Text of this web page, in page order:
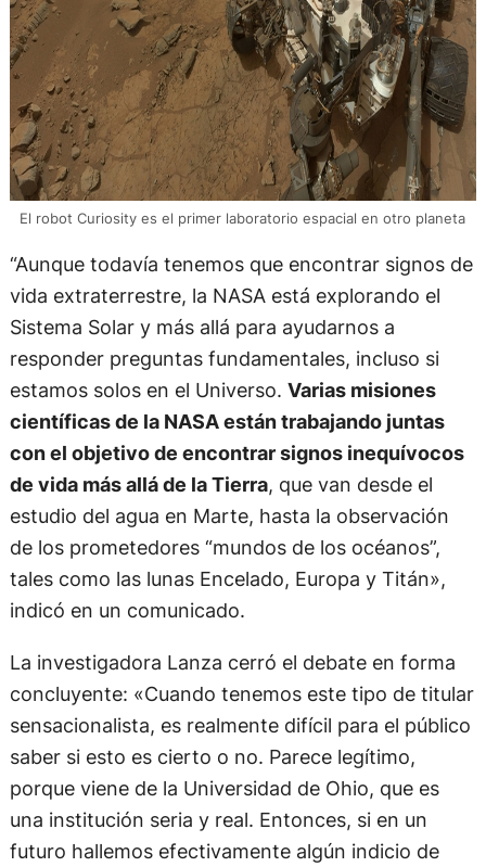
El robot Curiosity es el primer laboratorio espacial en otro planeta
“Aunque todavía tenemos que encontrar signos de
vida extraterrestre, la NASA está explorando el
Sistema Solar y más allá para ayudarnos a
responder preguntas fundamentales, incluso si
estamos solos en el Universo. Varias misiones
científicas de la NASA están trabajando juntas
con el objetivo de encontrar signos inequívocos
de vida más allá de la Tierra, que van desde el
estudio del agua en Marte, hasta la observación
de los prometedores “mundos de los océanos”,
tales como las lunas Encelado, Europa y Titán»,
indicó en un comunicado.
La investigadora Lanza cerró el debate en forma
concluyente: «Cuando tenemos este tipo de titular
sensacionalista, es realmente difícil para el público
saber si esto es cierto o no. Parece legítimo,
porque viene de la Universidad de Ohio, que es
una institución seria y real. Entonces, si en un
futuro hallemos efectivamente algún indicio de